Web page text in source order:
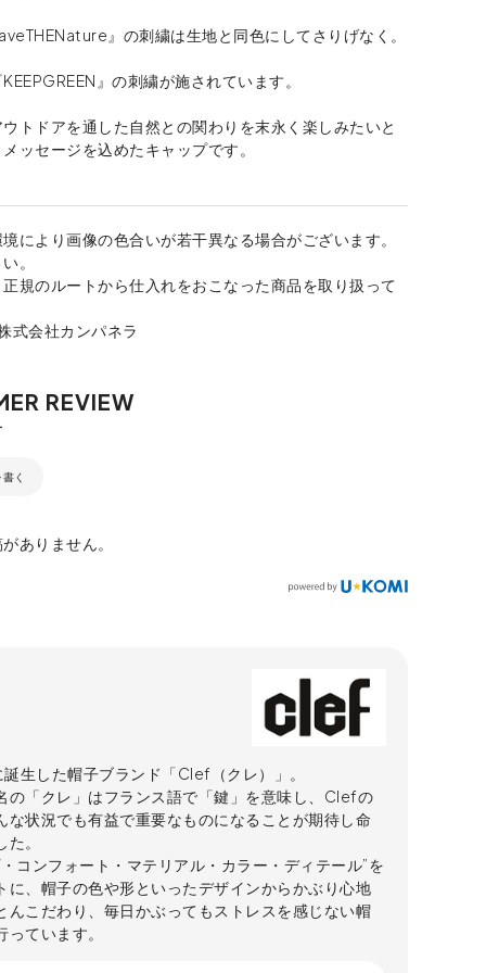
』の刺繍は生地と同色にしてさりげなく。
』の刺繍が施されています。
トドアを通した自然との関わりを末永く楽しみたいと
ッセージを込めたキャップです。
により画像の色合いが若干異なる場合がございます。
。
規のルートから仕入れをおこなった商品を取り扱って
式会社カンパネラ
く
ありません。
生した帽子ブランド「Clef（クレ）」。
の「クレ」はフランス語で「鍵」を意味し、Clefの
な状況でも有益で重要なものになることが期待し命
。
コンフォート・マテリアル・カラー・ディテール”を
に、帽子の色や形といったデザインからかぶり心地
んこだわり、毎日かぶってもストレスを感じない帽
っています。